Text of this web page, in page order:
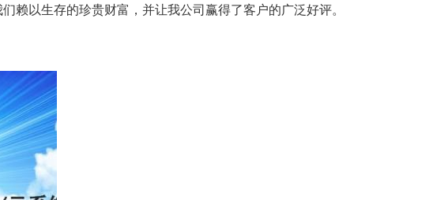
赖以生存的珍贵财富，并让我公司赢得了客户的广泛好评。